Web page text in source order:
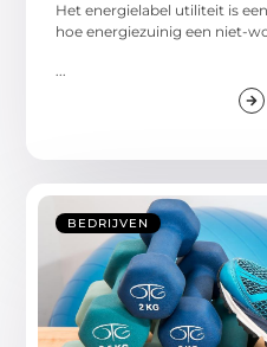
Het energielabel utiliteit is
hoe energiezuinig een niet-
BEDRIJVEN